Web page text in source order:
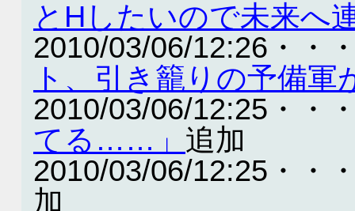
とHしたいので未来へ
2010/03/06/12:26・・
ト、引き籠りの予備
2010/03/06/12:25・・
てる……」 追加
2010/03/06/12:25・・
加